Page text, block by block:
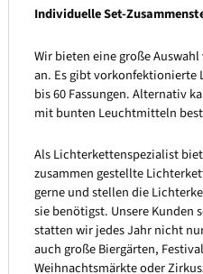
Individuelle Set-
Wir bieten eine große
an. Es gibt vorkonfektionierte
bis 60 Fassungen. Alternativ
mit bunten Leuchtmitteln
Als Lichterkettenspezialist
zusammen gestellte
gerne und stellen die
sie benötigst. Unsere Kunden
statten wir jedes Jahr nicht
auch große Biergärten,
Weihnachtsmärkte oder